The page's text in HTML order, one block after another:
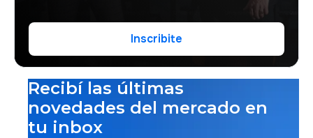
Inscribite
Recibí las últimas
novedades del mercado en
tu inbox